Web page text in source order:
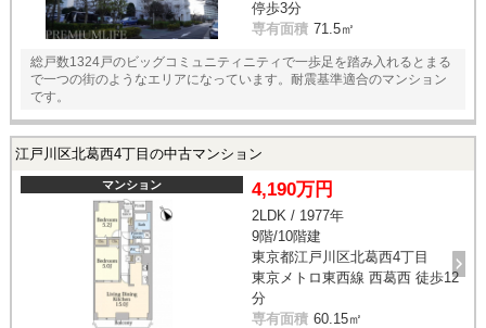
停歩3分
専有面積 71.5㎡
総戸数1324戸のビッグコミュニティニティで一歩足を踏み入れるとまる
で一つの街のようなエリアになっています。耐震基準適合のマンション
です。
江戸川区北葛西4丁目の中古マンション
マンション 4,190万円
2LDK / 1977年
9階/10階建
東京都江戸川区北葛西4丁目
東京メトロ東西線 西葛西 徒歩12
分
専有面積 60.15㎡